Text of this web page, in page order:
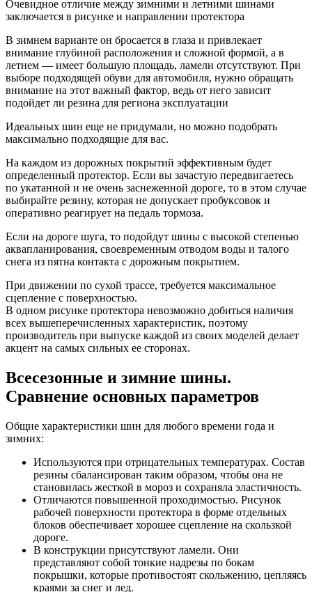
Очевидное отличие между зимними и летними шинами
заключается в рисунке и направлении протектора
В зимнем варианте он бросается в глаза и привлекает
внимание глубиной расположения и сложной формой, а в
летнем — имеет большую площадь, ламели отсутствуют. При
выборе подходящей обуви для автомобиля, нужно обращать
внимание на этот важный фактор, ведь от него зависит
подойдет ли резина для региона эксплуатации
Идеальных шин еще не придумали, но можно подобрать
максимально подходящие для вас.
На каждом из дорожных покрытий эффективным будет
определенный протектор. Если вы зачастую передвигаетесь
по укатанной и не очень заснеженной дороге, то в этом случае
выбирайте резину, которая не допускает пробуксовок и
оперативно реагирует на педаль тормоза.
Если на дороге шуга, то подойдут шины с высокой степенью
аквапланирования, своевременным отводом воды и талого
снега из пятна контакта с дорожным покрытием.
При движении по сухой трассе, требуется максимальное
сцепление с поверхностью.
В одном рисунке протектора невозможно добиться наличия
всех вышеперечисленных характеристик, поэтому
производитель при выпуске каждой из своих моделей делает
акцент на самых сильных ее сторонах.
Всесезонные и зимние шины.
Сравнение основных параметров
Общие характеристики шин для любого времени года и
зимних:
Используются при отрицательных температурах. Состав
резины сбалансирован таким образом, чтобы она не
становилась жесткой в мороз и сохраняла эластичность.
Отличаются повышенной проходимостью. Рисунок
рабочей поверхности протектора в форме отдельных
блоков обеспечивает хорошее сцепление на скользкой
дороге.
В конструкции присутствуют ламели. Они
представляют собой тонкие надрезы по бокам
покрышки, которые противостоят скольжению, цепляясь
краями за снег и лед.